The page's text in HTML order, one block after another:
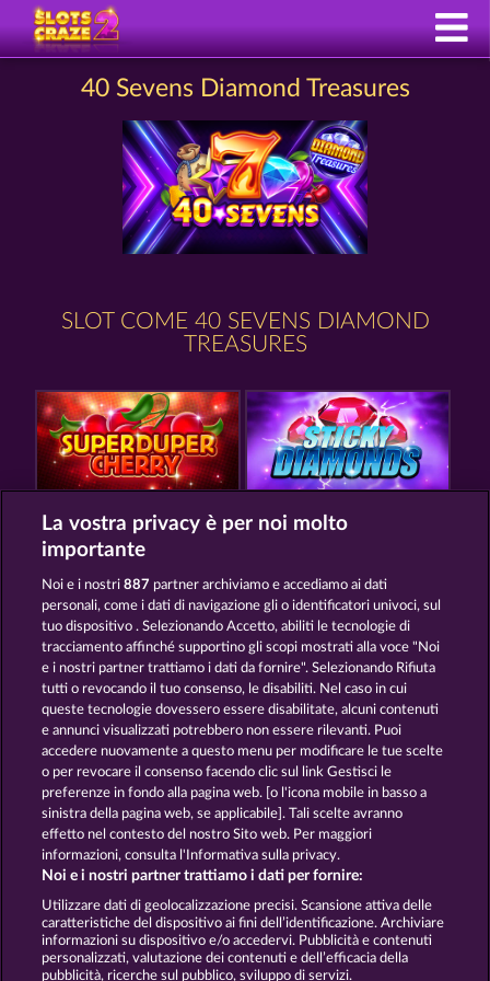
40 Sevens Diamond Treasures
SLOT COME 40 SEVENS DIAMOND
TREASURES
SUPER DUPER CHERRY STICKY DIAMONDS
FANCY FRUITS ROAR MIGHTY 40
Termini e condizioni
Informativa sulla privacy Note legali
Società FAQ Facebook
Invia richiesta di recesso
La vostra privacy è per noi molto
importante
Noi e i nostri887 partner archiviamo e accediamo ai dati
personali, come i dati di navigazione gli o identificatori univoci, sul
tuo dispositivo . Selezionando Accetto, abiliti le tecnologie di
tracciamento affinché supportino gli scopi mostrati alla voce "Noi
e i nostri partner trattiamo i dati da fornire". Selezionando Rifiuta
tutti o revocando il tuo consenso, le disabiliti. Nel caso in cui
queste tecnologie dovessero essere disabilitate, alcuni contenuti
e annunci visualizzati potrebbero non essere rilevanti. Puoi
accedere nuovamente a questo menu per modificare le tue scelte
o per revocare il consenso facendo clic sul link Gestisci le
preferenze in fondo alla pagina web. [o l'icona mobile in basso a
sinistra della pagina web, se applicabile]. Tali scelte avranno
effetto nel contesto del nostro Sito web. Per maggiori
informazioni, consulta l'Informativa sulla privacy.
Noi e i nostri partner trattiamo i dati per fornire:
Utilizzare dati di geolocalizzazione precisi. Scansione attiva delle
caratteristiche del dispositivo ai fini dell’identificazione. Archiviare
informazioni su dispositivo e/o accedervi. Pubblicità e contenuti
personalizzati, valutazione dei contenuti e dell’efficacia della
pubblicità, ricerche sul pubblico, sviluppo di servizi.